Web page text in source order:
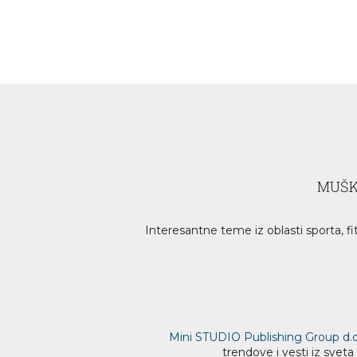
Interesantne teme iz oblasti sporta,
Mini STUDIO Publishing Group
trendove i vesti iz sveta